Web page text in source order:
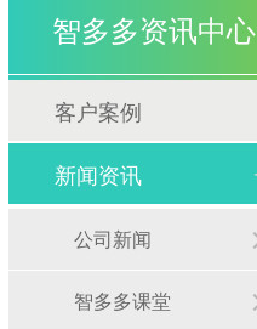
智多多资讯中心
客户案例
新闻资讯
公司新闻
智多多课堂